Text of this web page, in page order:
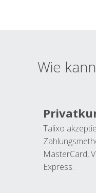
Wie
Talixo
MasterCard,
Express.